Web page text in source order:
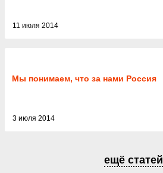
11 июля 2014
Мы понимаем, что за нами Россия
3 июля 2014
ещё статей